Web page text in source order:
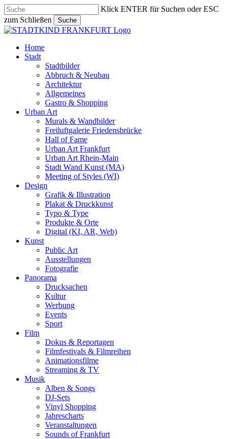
Skip
to
main
content
Klick ENTER für Suchen oder ESC
zum Schließen
Suche
Close
search
Menu
Home
Stadt
Stadtbilder
Abbruch & Neubau
Architektur
Allgemeines
Gastro & Shopping
Urban Art
Murals & Wandbilder
Freiluftgalerie Friedensbrücke
Hall of Fame
Urban Art Frankfurt
Urban Art Rhein-Main
Stadt Wand Kunst (MA)
Meeting of Styles (WI)
Design
Grafik & Illustration
Plakat & Druckkunst
Typo & Type
Produkte & Orte
Digital (KI, AR, Web)
Kunst
Public Art
Ausstellungen
Fotografie
Panorama
Drucksachen
Kultur
Werbung
Events
Sport
Film
Dokus & Reportagen
Filmfestivals & Filmreihen
Animationsfilme
Streaming & TV
Musik
Alben & Songs
DJ-Sets
Vinyl Shopping
Jahrescharts
Veranstaltungen
Sounds of Frankfurt